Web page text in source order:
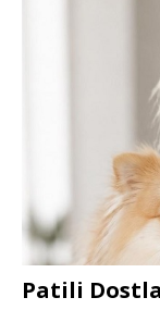
Patili